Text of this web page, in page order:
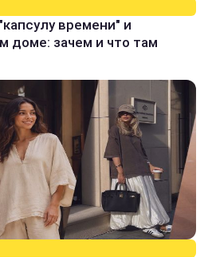
времени" и
доме: зачем и что там